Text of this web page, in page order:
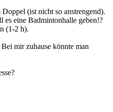
(ist nicht so anstrengend).
es eine Badmintonhalle geben!?
(1-2 h).
mir zuhause könnte man